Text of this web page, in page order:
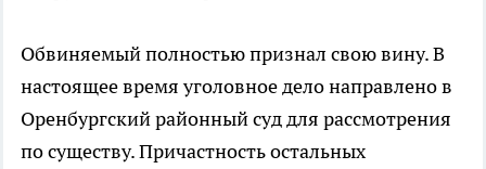
Обвиняемый полностью признал свою вину. В
настоящее время уголовное дело направлено в
Оренбургский районный суд для рассмотрения
по существу. Причастность остальных